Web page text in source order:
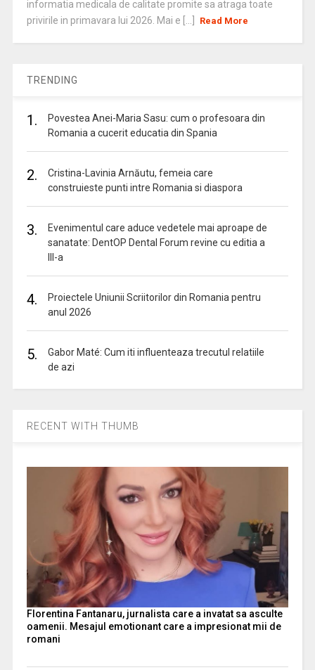
informatia medicala de calitate promite sa atraga toate
privirile in primavara lui 2026. Mai e [...]
Read More
TRENDING
1.
Povestea Anei-Maria Sasu: cum o profesoara din
Romania a cucerit educatia din Spania
2.
Cristina-Lavinia Arnăutu, femeia care
construieste punti intre Romania si diaspora
3.
Evenimentul care aduce vedetele mai aproape de
sanatate: DentOP Dental Forum revine cu editia a
III-a
4.
Proiectele Uniunii Scriitorilor din Romania pentru
anul 2026
5.
Gabor Maté: Cum iti influenteaza trecutul relatiile
de azi
RECENT WITH THUMB
Florentina Fantanaru, jurnalista care a invatat sa asculte
oamenii. Mesajul emotionant care a impresionat mii de
romani